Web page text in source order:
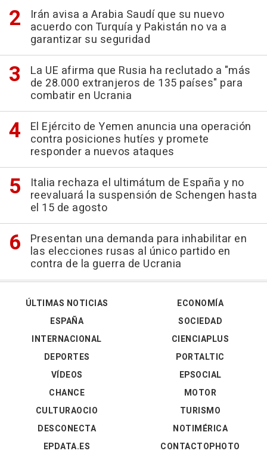
Irán avisa a Arabia Saudí que su nuevo
acuerdo con Turquía y Pakistán no va a
garantizar su seguridad
La UE afirma que Rusia ha reclutado a "más
de 28.000 extranjeros de 135 países" para
combatir en Ucrania
El Ejército de Yemen anuncia una operación
contra posiciones hutíes y promete
responder a nuevos ataques
Italia rechaza el ultimátum de España y no
reevaluará la suspensión de Schengen hasta
el 15 de agosto
Presentan una demanda para inhabilitar en
las elecciones rusas al único partido en
contra de la guerra de Ucrania
ÚLTIMAS NOTICIAS
ESPAÑA
INTERNACIONAL
DEPORTES
VÍDEOS
ECONOMÍA
SOCIEDAD
CIENCIAPLUS
PORTALTIC
EPSOCIAL
CHANCE
CULTURAOCIO
DESCONECTA
EPDATA.ES
MOTOR
TURISMO
NOTIMÉRICA
CONTACTOPHOTO